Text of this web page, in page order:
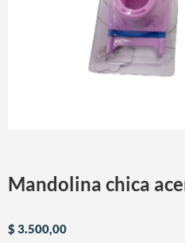
Mandolina chica
$3.500,00